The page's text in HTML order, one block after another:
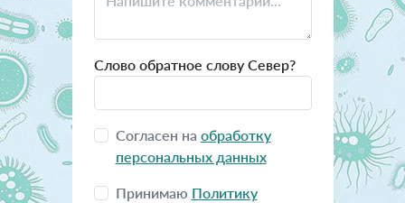
Слово обратное слову Север?
Согласен на обработку
персональных данных
Принимаю Политику